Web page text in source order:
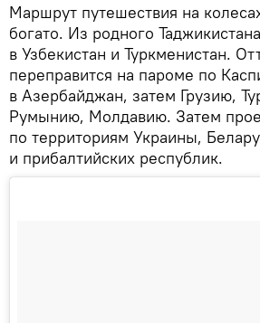
Маршрут путешествия на
богато. Из родного
в Узбекистан и Туркменистан.
переправится на пароме по
в Азербайджан, затем Грузию,
Румынию, Молдавию. Затем
по территориям Украины,
и прибалтийских республик.